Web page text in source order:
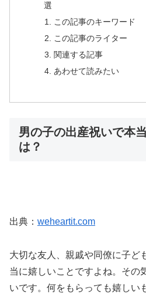
選
この記事のキーワード
この記事のライター
関連する記事
あわせて読みたい
男の子の出産祝いで本
は？
出典： weheartit.com
大切な友人、親戚や同僚に子ど
当に嬉しいことですよね。その
いです。何をもらっても嬉しい